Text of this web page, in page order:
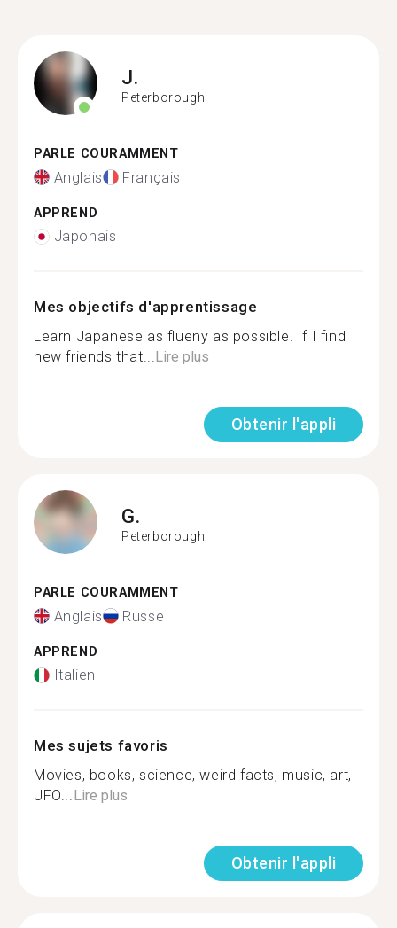
J.
Peterborough
PARLE COURAMMENT
Anglais Français
APPREND
Japonais
Mes objectifs d'apprentissage
Learn Japanese as flueny as possible. If I find
new friends that...Lire plus
Obtenir l'appli
G.
Peterborough
PARLE COURAMMENT
Anglais Russe
APPREND
Italien
Mes sujets favoris
Movies, books, science, weird facts, music, art,
UFO...Lire plus
Obtenir l'appli